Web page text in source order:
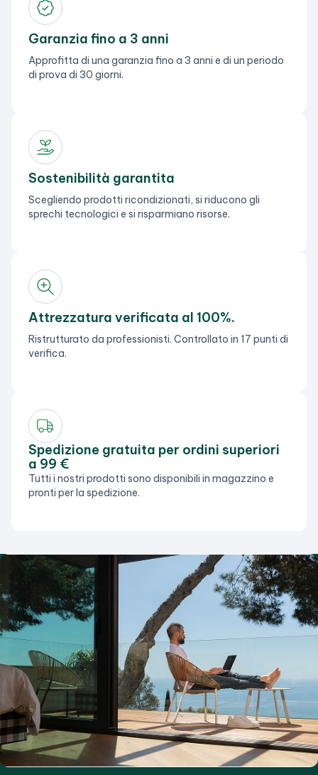
Garanzia fino a 3 anni
Approfitta di una garanzia fino a 3 anni e di un periodo
di prova di 30 giorni.
Sostenibilità garantita
Scegliendo prodotti ricondizionati, si riducono gli
sprechi tecnologici e si risparmiano risorse.
Attrezzatura verificata al 100%.
Ristrutturato da professionisti. Controllato in 17 punti di
verifica.
Spedizione gratuita per ordini superiori
a 99 €
Tutti i nostri prodotti sono disponibili in magazzino e
pronti per la spedizione.